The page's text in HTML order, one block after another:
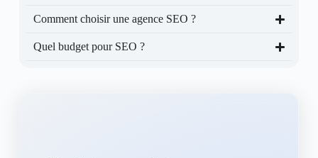
Comment choisir une agence SEO ?
Quel budget pour SEO ?